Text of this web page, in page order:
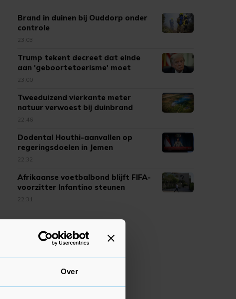
Over
Brand in duinen bij Ouddorp onder
controle
23:03
Trump tekent decreet dat einde
aan 'geboortetoerisme' moet
maken
23:00
Tweeduizend vierkante meter
natuur verwoest bij duinbrand
Ouddorp
22:46
Dodental Houthi-aanvallen op
regeringsdoelen in Jemen
opgelopen
22:32
Afrikaanse voetbalbond blijft FIFA-
voorzitter Infantino steunen
22:31